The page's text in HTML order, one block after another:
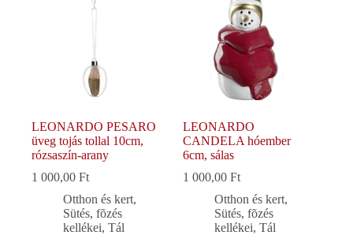
LEONARDO PESARO
üveg tojás tollal 10cm,
rózsaszín-arany
1 000,00 Ft
Otthon és kert,
Sütés, fõzés
kellékei, Tál
LEONARDO
CANDELA hóember
6cm, sálas
1 000,00Ft
Otthon és kert,
Sütés, fõzés
kellékei,Tál